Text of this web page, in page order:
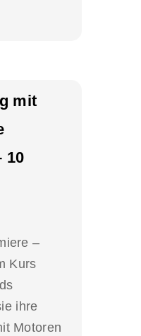
mit
10
–
Kurs
ihre
Motoren